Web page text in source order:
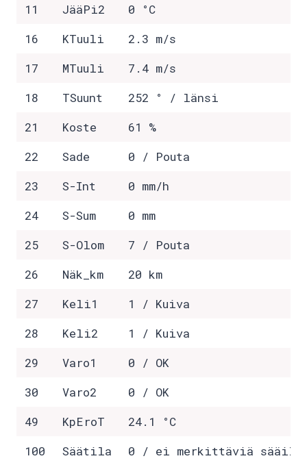
11
JääPi2
0 °C
16
KTuuli
2.3 m/s
17
MTuuli
7.4 m/s
18
TSuunt
252 ° / länsi
21
Koste
61 %
22
Sade
0 / Pouta
23
S-Int
0 mm/h
24
S-Sum
0 mm
25
S-Olom
7 / Pouta
26
Näk_km
20 km
27
Keli1
1 / Kuiva
28
Keli2
1 / Kuiva
29
Varo1
0 / OK
30
Varo2
0 / OK
49
KpEroT
24.1 °C
100
Säätila 0 / ei merkittäviä